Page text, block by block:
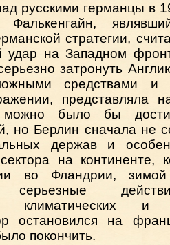
русскими германцы в
стратегии,
удар на Западном
затронуть
средствами
представляла
было бы
но Берлин сначала не
держав и
на континенте,
во Фландрии,
серьезные
климатических и
остановился на
покончить.